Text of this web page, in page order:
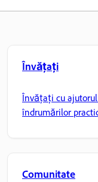
Învățați
Învățați cu
îndrumărilor
Comunitate